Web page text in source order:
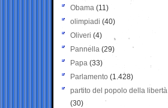
Obama (11)
olimpiadi (40)
Oliveri (4)
Pannella (29)
Papa (33)
Parlamento (1.428)
partito del popolo della libertà
(30)